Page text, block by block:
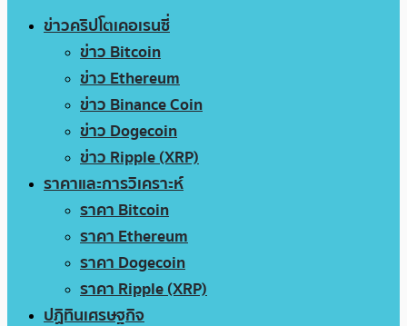
ข่าวคริปโตเคอเรนซี่
ข่าว Bitcoin
ข่าว Ethereum
ข่าว Binance Coin
ข่าว Dogecoin
ข่าว Ripple (XRP)
ราคาและการวิเคราะห์
ราคา Bitcoin
ราคา Ethereum
ราคา Dogecoin
ราคา Ripple (XRP)
ปฏิทินเศรษฐกิจ